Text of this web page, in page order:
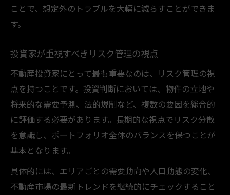
ことで、想定外のトラブルを大幅に減らすことができま
す。
投資家が重視すべきリスク管理の視点
不動産投資家にとって最も重要なのは、リスク管理の視
点を持つことです。投資判断においては、物件の立地や
将来的な需要予測、法的規制など、複数の要因を総合的
に評価する必要があります。長期的な視点でリスク分散
を意識し、ポートフォリオ全体のバランスを保つことが
基本となります。
具体的には、エリアごとの需要動向や人口動態の変化、
不動産市場の最新トレンドを継続的にチェックすること